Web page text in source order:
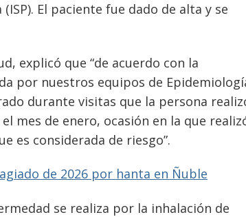
El paciente fue dado de alta y se
explicó que “de acuerdo con la
por nuestros equipos de
durante visitas que la persona
mes de enero, ocasión en la que
es considerada de riesgo”.
de 2026 por hanta en Ñuble
se realiza por la inhalación de